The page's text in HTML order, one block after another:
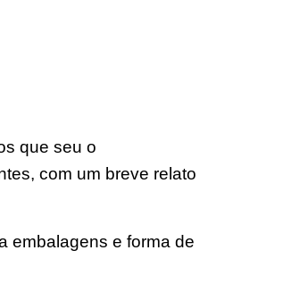
que seu o
com um breve relato
embalagens e forma de